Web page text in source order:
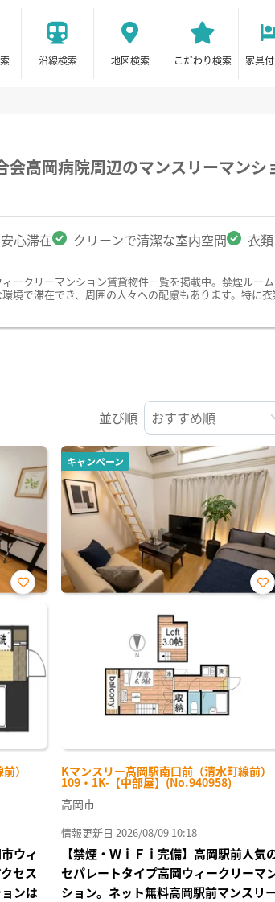
沿線検索 地図検索 こだわり検索 家具
高岡病院周辺のマンスリーマン
心滞在 クリーンで清潔な室内空間 衣
クリーマンション賃貸物件一覧を掲載中。禁煙ルー
で滞在でき、周囲の人々への配慮もあります。特に
並び順
）
お気
り登
録
ウィ
セス
ンは
キャンペーン
Kマンスリー高岡駅南口前（清水町線前）
109・1K-【中部屋】(No.940958)
お気
高岡市
情報更新日 2026/08/09 10:18
【禁煙・ＷｉＦｉ完備】高岡駅前人気
セパレートタイプ高岡ウィークリーマ
ション。ネット無料高岡駅前マンスリ